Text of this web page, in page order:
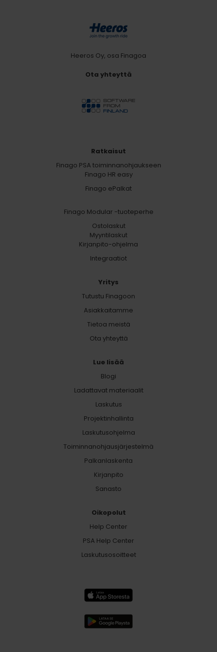
Heeros Oy, osa Finagoa
Ota yhteyttä
Ratkaisut
Finago PSA toiminnanohjaukseen
Finago HR easy
Finago ePalkat
Finago Modular -tuoteperhe
Ostolaskut
Myyntilaskut
Kirjanpito-ohjelma
Integraatiot
Yritys
Tutustu Finagoon
Asiakkaitamme
Tietoa meistä
Ota yhteyttä
Lue lisää
Blogi
Ladattavat materiaalit
Laskutus
Projektinhallinta
Laskutusohjelma
Toiminnanohjausjärjestelmä
Palkanlaskenta
Kirjanpito
Sanasto
Oikopolut
Help Center
PSA Help Center
Laskutusosoitteet